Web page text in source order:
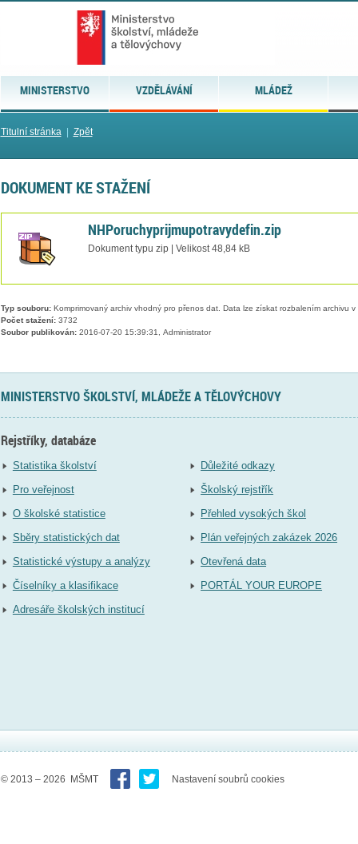
MINISTERSTVO VZDĚLÁVÁNÍ MLÁDEŽ
Titulní stránka| Zpět
DOKUMENT KE STAŽENÍ
NHPoruchyprijmupotravydefin.zip
Dokument typu zip | Velikost 48,84 kB
Typ souboru:Komprimovaný archiv vhodný pro přenos dat. Data lze získat rozbalením archivu
Počet stažení:3732
Soubor publikován:2016-07-20 15:39:31, Administrator
MINISTERSTVO ŠKOLSTVÍ, MLÁDEŽE A TĚLOVÝCHOVY
Rejstříky, databáze
Statistika školství
Pro veřejnost
O školské statistice
Sběry statistických dat
Statistické výstupy a analýzy
Číselníky a klasifikace
Adresáře školských institucí
Důležité odkazy
Školský rejstřík
Přehled vysokých škol
Plán veřejných zakázek 2026
Otevřená data
PORTÁL YOUR EUROPE
© 2013 – 2026 MŠMT Nastavení soubrů cookies